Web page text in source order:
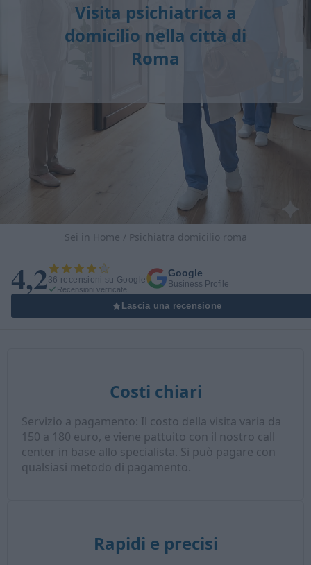
Visita psichiatrica a
domicilio nella città di
Roma
Sei in Home / Psichiatra domicilio roma
4,236 recensioni su Google
Recensioni verificate
Google
Business Profile
Lascia una recensione
Costi chiari
Servizio a pagamento: Il costo della visita varia da
150 a 180 euro, e viene pattuito con il nostro call
center in base allo specialista. Si può pagare con
qualsiasi metodo di pagamento.
Rapidi e precisi